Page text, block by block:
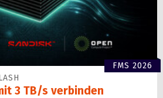
FMS 2026
3 TB/s verbinden